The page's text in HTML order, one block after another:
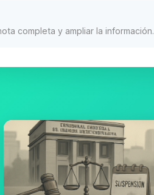
completa y ampliar la información.